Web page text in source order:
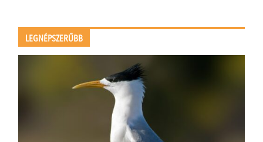
LEGNÉPSZERŰBB